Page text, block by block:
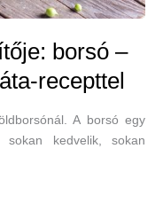
borsó –
recepttel
A borsó egy
sokan kedvelik, sokan